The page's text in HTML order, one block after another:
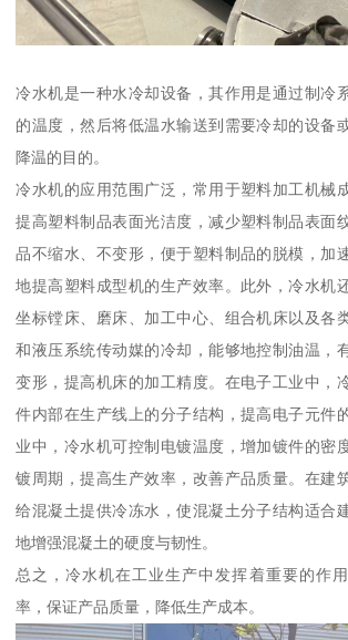
冷水机是一种水冷却设备，其作用是通过制冷
的温度，然后将低温水输送到需要冷却的设备
降温的目的。
冷水机的应用范围广泛，常用于塑料加工机械
提高塑料制品表面光洁度，减少塑料制品表面
品不缩水、不变形，便于塑料制品的脱模，加
地提高塑料成型机的生产效率。此外，冷水机
坐标镗床、磨床、加工中心、组合机床以及各
和液压系统传动媒的冷却，能够地控制油温，
变形，提高机床的加工精度。在电子工业中，
件内部在生产线上的分子结构，提高电子元件
业中，冷水机可控制电镀温度，增加镀件的密
镀周期，提高生产效率，改善产品质量。在建
给混凝土提供冷冻水，使混凝土分子结构适合
地增强混凝土的硬度与韧性。
总之，冷水机在工业生产中发挥着重要的作
率，保证产品质量，降低生产成本。